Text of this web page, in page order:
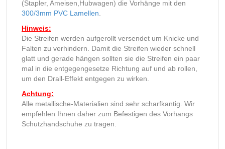
(Stapler, Ameisen,Hubwagen) die Vorhänge mit den
300/3mm PVC Lamellen
Hinweis:
Die Streifen werden aufgerollt versendet um Knicke und
Falten zu verhindern. Damit die Streifen wieder schnell
glatt und gerade hängen sollten sie die Streifen ein paar
mal in die entgegengesetze Richtung auf und ab rollen,
um den Drall-Effekt entgegen zu wirken.
Achtung:
Alle metallische-Materialien sind sehr scharfkantig. Wir
empfehlen Ihnen daher zum Befestigen des Vorhangs
Schutzhandschuhe zu tragen.